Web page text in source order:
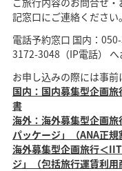
記窓口にご連絡ください。
電話予約窓口 国内：
3172-3048（IP電話） へ
お申し込みの際には事前
国内：国内募集型企画
書
海外：海外募集型企画
パッケージ」（ANA正
海外募集型企画旅行＜
ジ」（包括旅行運賃利